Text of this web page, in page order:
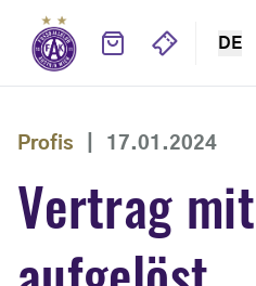
DE
Profis 17.01.2024
Vertrag